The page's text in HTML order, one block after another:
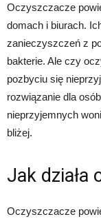
Oczyszczacze
domach i biurach.
zanieczyszczeń z
bakterie. Ale czy
pozbyciu się
rozwiązanie dla
nieprzyjemnych
bliżej.
Jak działa
Oczyszczacze